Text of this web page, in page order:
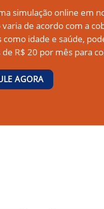
simulação online em
varia de acordo com a
como idade e saúde,
R$ 20 por mês para
AGORA